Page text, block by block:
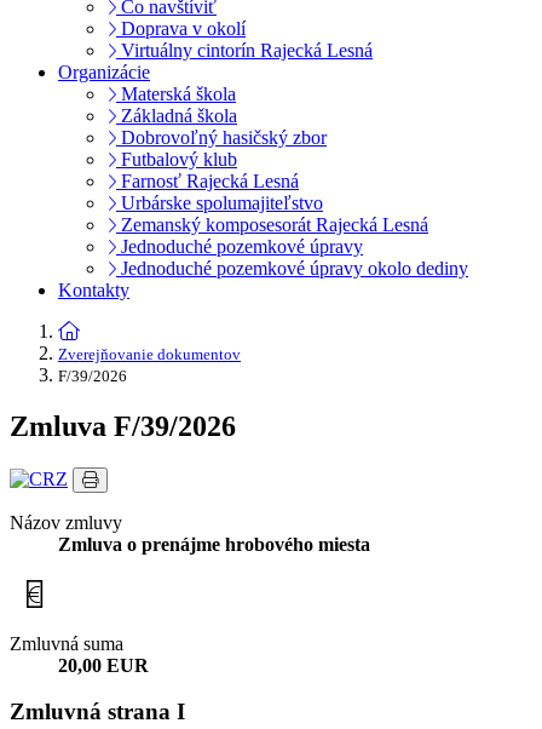
Čo navštíviť
Doprava v okolí
Virtuálny cintorín Rajecká Lesná
Organizácie
Materská škola
Základná škola
Dobrovoľný hasičský zbor
Futbalový klub
Farnosť Rajecká Lesná
Urbárske spolumajiteľstvo
Zemanský komposesorát Rajecká Lesná
Jednoduché pozemkové úpravy
Jednoduché pozemkové úpravy okolo dediny
Kontakty
Zverejňovanie dokumentov
F/39/2026
Zmluva F/39/2026
Názov zmluvy
Zmluva o prenájme hrobového miesta
Zmluvná suma
20,00 EUR
Zmluvná strana I